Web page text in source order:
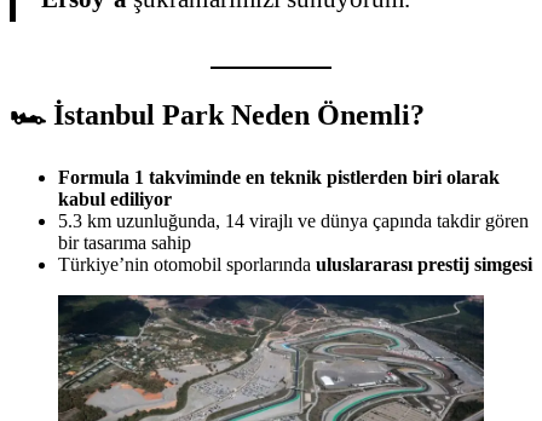
🏎️ İstanbul Park Neden Önemli?
Formula 1 takviminde en teknik pistlerden biri olarak
kabul ediliyor
5.3 km uzunluğunda, 14 virajlı ve dünya çapında takdir gören
bir tasarıma sahip
Türkiye’nin otomobil sporlarında uluslararası prestij simgesi